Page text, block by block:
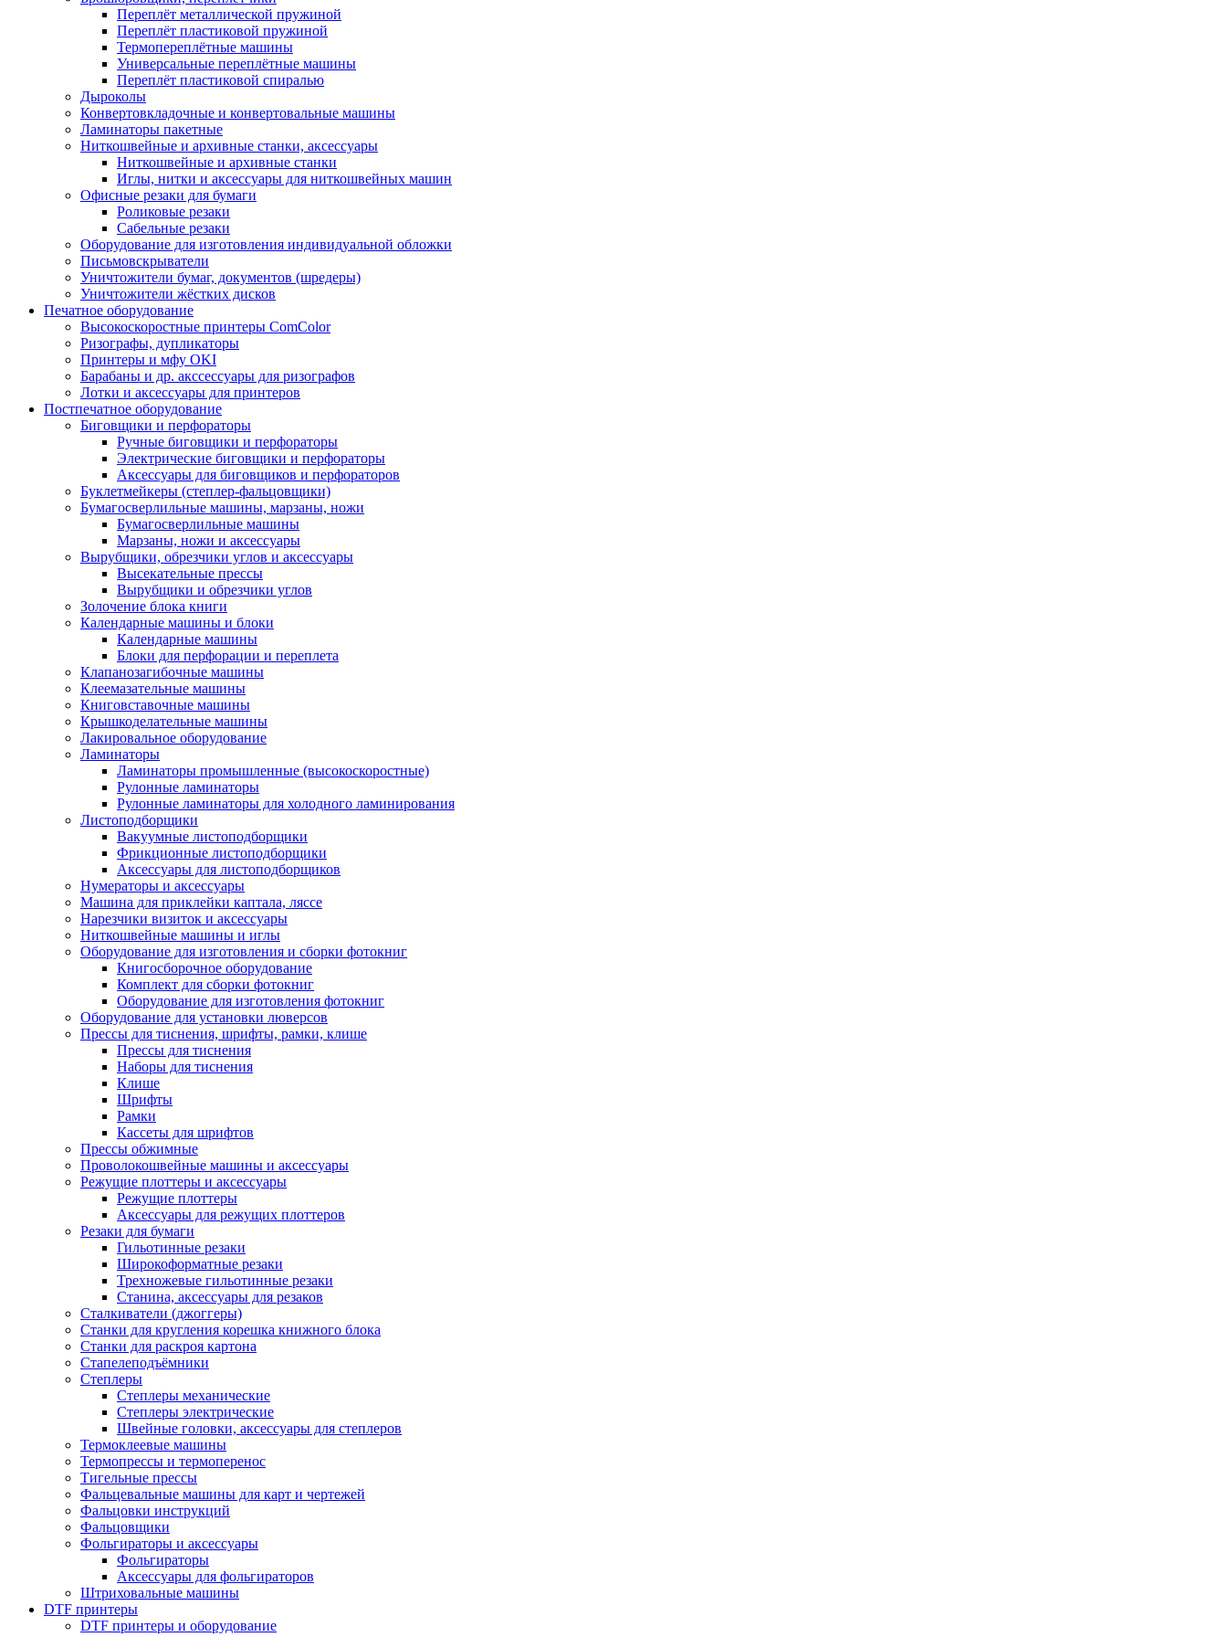
Переплёт металлической пружиной
Переплёт пластиковой пружиной
Термопереплётные машины
Универсальные переплётные машины
Переплёт пластиковой спиралью
Дыроколы
Конвертовкладочные и конвертовальные машины
Ламинаторы пакетные
Ниткошвейные и архивные станки, аксессуары
Ниткошвейные и архивные станки
Иглы, нитки и аксессуары для ниткошвейных машин
Офисные резаки для бумаги
Роликовые резаки
Сабельные резаки
Оборудование для изготовления индивидуальной обложки
Письмовскрыватели
Уничтожители бумаг, документов (шредеры)
Уничтожители жёстких дисков
Печатное оборудование
Высокоскоростные принтеры ComColor
Ризографы, дупликаторы
Принтеры и мфу OKI
Барабаны и др. акссессуары для ризографов
Лотки и аксессуары для принтеров
Постпечатное оборудование
Биговщики и перфораторы
Ручные биговщики и перфораторы
Электрические биговщики и перфораторы
Аксессуары для биговщиков и перфораторов
Буклетмейкеры (степлер-фальцовщики)
Бумагосверлильные машины, марзаны, ножи
Бумагосверлильные машины
Марзаны, ножи и аксессуары
Вырубщики, обрезчики углов и аксессуары
Высекательные прессы
Вырубщики и обрезчики углов
Золочение блока книги
Календарные машины и блоки
Календарные машины
Блоки для перфорации и переплета
Клапанозагибочные машины
Клеемазательные машины
Книговставочные машины
Крышкоделательные машины
Лакировальное оборудование
Ламинаторы
Ламинаторы промышленные (высокоскоростные)
Рулонные ламинаторы
Рулонные ламинаторы для холодного ламинирования
Листоподборщики
Вакуумные листоподборщики
Фрикционные листоподборщики
Аксессуары для листоподборщиков
Нумераторы и аксессуары
Машина для приклейки каптала, ляссе
Нарезчики визиток и аксессуары
Ниткошвейные машины и иглы
Оборудование для изготовления и сборки фотокниг
Книгосборочное оборудование
Комплект для сборки фотокниг
Оборудование для изготовления фотокниг
Оборудование для установки люверсов
Прессы для тиснения, шрифты, рамки, клише
Прессы для тиснения
Наборы для тиснения
Клише
Шрифты
Рамки
Кассеты для шрифтов
Прессы обжимные
Проволокошвейные машины и аксессуары
Режущие плоттеры и аксессуары
Режущие плоттеры
Аксессуары для режущих плоттеров
Резаки для бумаги
Гильотинные резаки
Широкоформатные резаки
Трехножевые гильотинные резаки
Станина, аксессуары для резаков
Сталкиватели (джоггеры)
Станки для кругления корешка книжного блока
Станки для раскроя картона
Стапелеподъёмники
Степлеры
Степлеры механические
Степлеры электрические
Швейные головки, аксессуары для степлеров
Термоклеевые машины
Термопрессы и термоперенос
Тигельные прессы
Фальцевальные машины для карт и чертежей
Фальцовки инструкций
Фальцовщики
Фольгираторы и аксессуары
Фольгираторы
Аксессуары для фольгираторов
Штриховальные машины
DTF принтеры
DTF принтеры и оборудование